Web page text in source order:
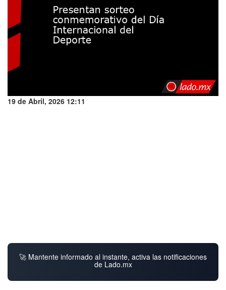
19 de Abril, 2026 12:11
🚀 Mantente informado al instante, activa las notificaciones
de Lado.mx